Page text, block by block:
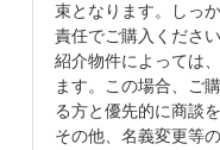
束となります。しっ
責任でご購入ください
紹介物件によっては
ます。この場合、ご
る方と優先的に商談
その他、名義変更等